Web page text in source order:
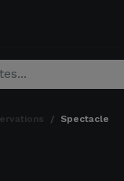
spectacle